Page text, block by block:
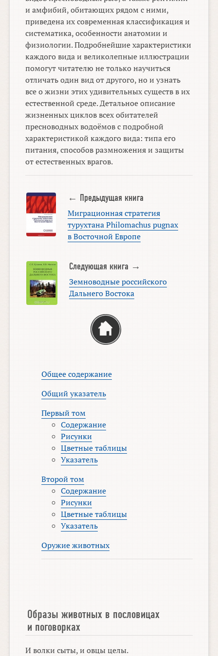
и амфибий, обитающих рядом с ними,
приведена их современная классификация и
систематика, особенности анатомии и
физиологии. Подробнейшие характеристики
каждого вида и великолепные иллюстрации
помогут читателю не только научиться
отличать один вид от другого, но и узнать
все о жизни этих удивительных существ в их
естественной среде. Детальное описание
жизненных циклов всех обитателей
пресноводных водоёмов с подробной
характеристикой каждого вида: типа его
питания, способов размножения и защиты
от естественных врагов.
← Предыдущая книга
Миграционная стратегия
турухтана Philomachus pugnax
в Восточной Европе
Следующая книга →
Земноводные российского
Дальнего Востока
Общее содержание
Общий указатель
Первый том
Содержание
Рисунки
Цветные таблицы
Указатель
Второй том
Содержание
Рисунки
Цветные таблицы
Указатель
Оружие животных
Образы животных в пословицах
и поговорках
И волки сыты, и овцы целы.